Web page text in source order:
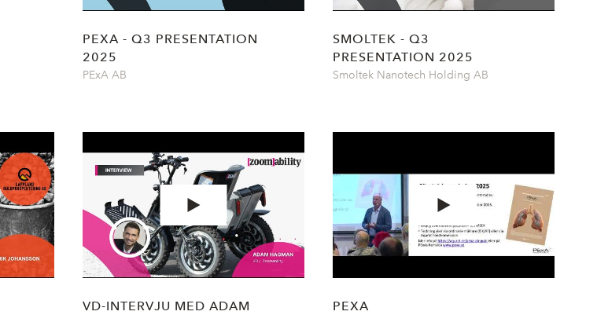
PEXA - Q3 PRESENTATION
2025
PExA AB
SMOLTEK - Q3
PRESENTATION 2025
Smoltek Nanotech Holding AB
VD-INTERVJU MED ADAM
PEXA